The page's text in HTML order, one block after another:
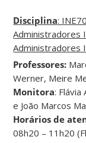
Disciplina:
Administradores
Administradores
Professores:
Werner, Meire
Monitora: Flávia
e João Marcos
Horários de
08h20 – 11h20